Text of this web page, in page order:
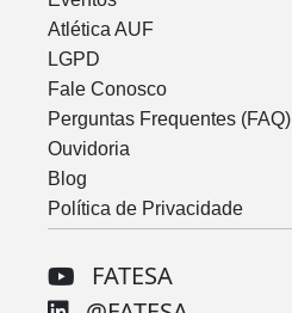
Atlética AUF
LGPD
Fale Conosco
Perguntas Frequentes (FAQ)
Ouvidoria
Blog
Política de Privacidade
FATESA